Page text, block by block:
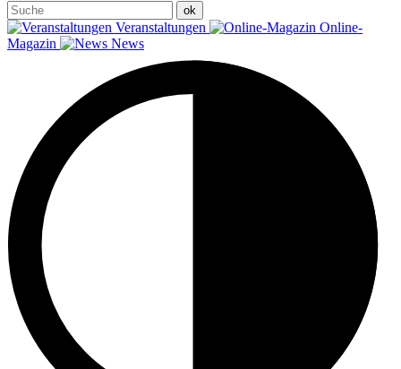
Veranstaltungen
Online-
Magazin
News